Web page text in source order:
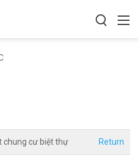
chung cư biệt thự Return